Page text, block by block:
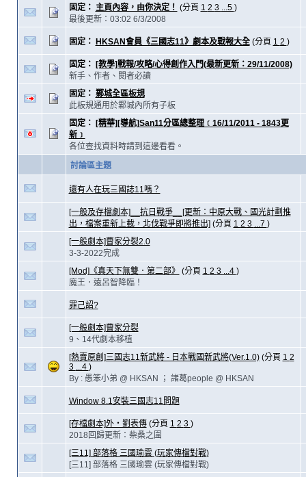
固定： 主頁內容，由你決定！ (分頁 1 2 3 ...5 )
最後更新：03:02 6/3/2008
固定： HKSAN會員《三國志11》劇本及戰報大全 (分頁 1 2 )
固定：
[教學]戰報/攻略/心得創作入門(最新更新：29/11/2008)
新手、作者、閱者必讀
固定： 鄴城全區板規
此板規通用於鄴城內所有子板
固定：
[精華][導航]San11分區總整理﹝16/11/2011 - 1843更
新﹞
各位查找資料時請到這邊看看。
討論區主題
還有人在玩三國誌11嗎？
[一般及存檔劇本]__抗日戰爭__[更新：中原大戰、國光計劃推
出，檔案重新上載，北伐戰爭即將推出] (分頁 1 2 3 ...7 )
[一般劇本]曹家分裂2.0
3-3-2022完成
[Mod]《真天下無雙．第二部》
(分頁 1 2 3 ...4 )
魔王．遠呂智降臨！
罪己詔?
[一般劇本]曹家分裂
9、14代劇本移植
[熱賣原創]三國志11新武將 - 日本戰國新武將(Ver.1.0) (分頁 1 2
3 ...4 )
By : 愚笨小弟 @ HKSAN ； 諸葛people @ HKSAN
Window 8.1安裝三國志11問題
[存檔劇本]外‧劉表傳 (分頁 1 2 3 )
2018回歸更新：柴桑之圍
[三11] 部落格 三國瑜雲 (玩家傳檔對戰)
[三11] 部落格 三國瑜雲 (玩家傳檔對戰)